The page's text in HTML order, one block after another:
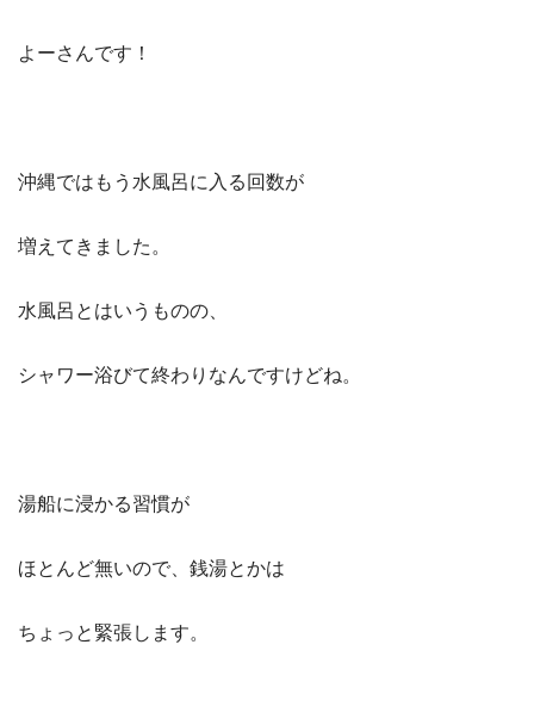
よーさんです！
沖縄ではもう水風呂に入る回数が
増えてきました。
水風呂とはいうものの、
シャワー浴びて終わりなんですけどね。
湯船に浸かる習慣が
ほとんど無いので、銭湯とかは
ちょっと緊張します。